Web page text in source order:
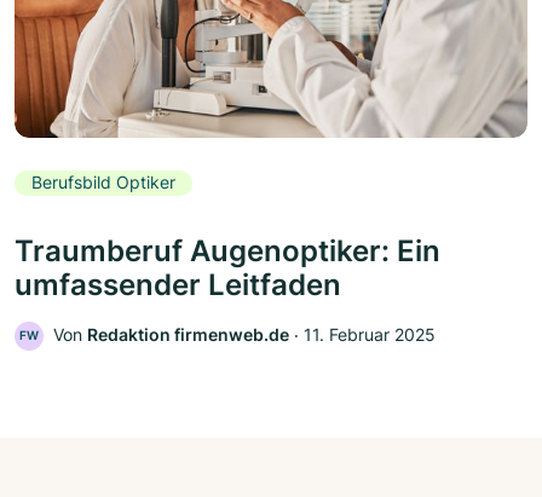
Berufsbild Optiker
Traumberuf Augenoptiker: Ein
umfassender Leitfaden
FW Von Redaktion firmenweb.de ‧ 11. Februar 2025